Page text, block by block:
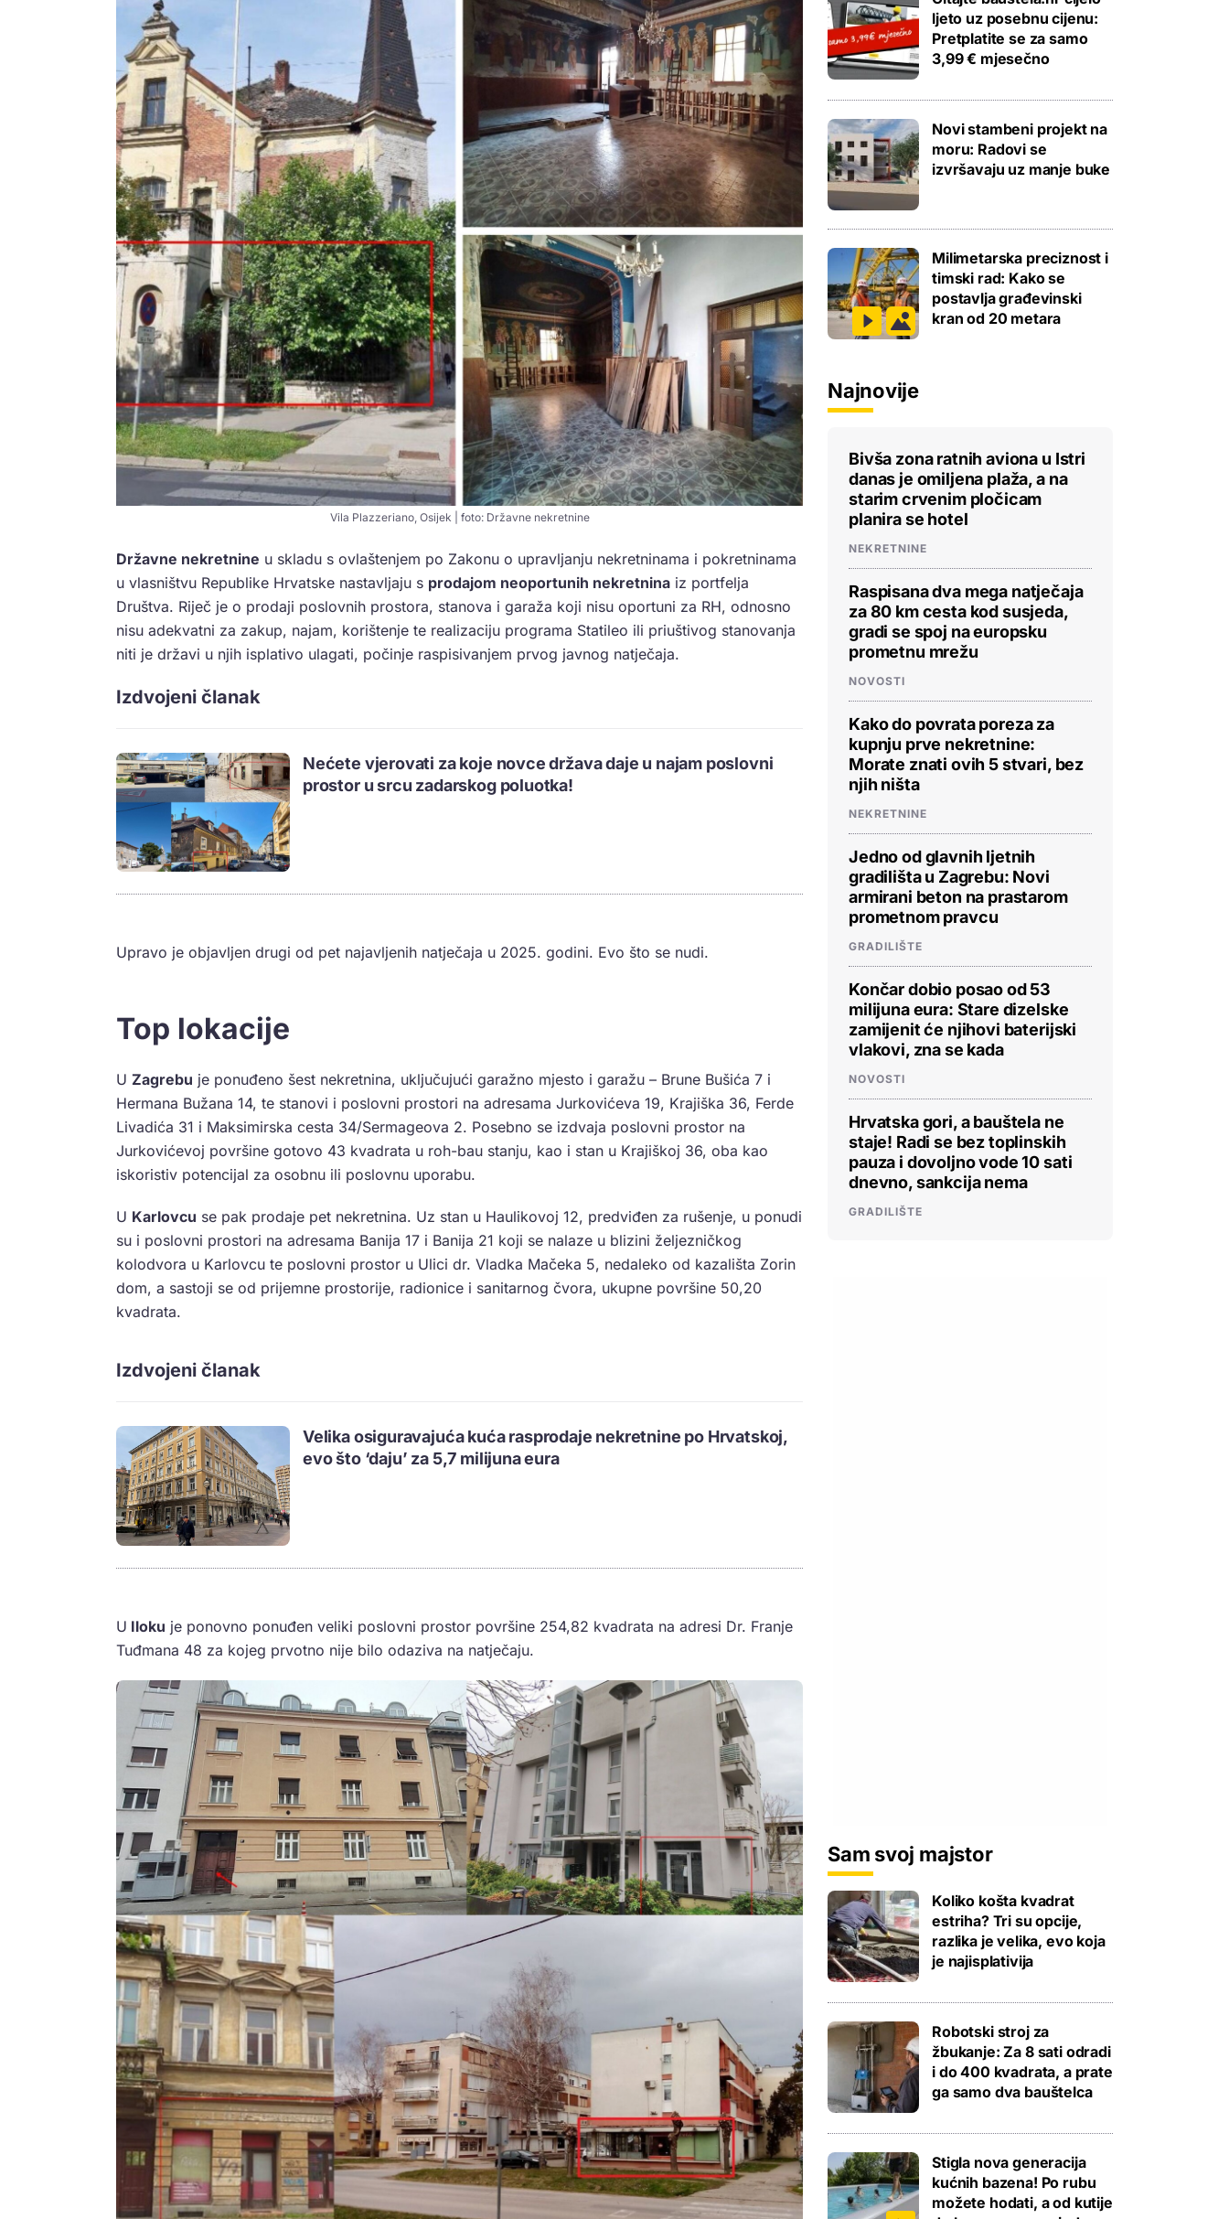
Vila Plazzeriano, Osijek | foto: Državne nekretnine
Državne nekretnine u skladu s ovlaštenjem po Zakonu o upravljanju nekretninama i pokretninama
u vlasništvu Republike Hrvatske nastavljaju s prodajom neoportunih nekretnina iz portfelja
Društva. Riječ je o prodaji poslovnih prostora, stanova i garaža koji nisu oportuni za RH, odnosno
nisu adekvatni za zakup, najam, korištenje te realizaciju programa Statileo ili priuštivog stanovanja
niti je državi u njih isplativo ulagati, počinje raspisivanjem prvog javnog natječaja.
Izdvojeni članak
Nećete vjerovati za koje novce država daje u najam poslovni
prostor u srcu zadarskog poluotka!
Upravo je objavljen drugi od pet najavljenih natječaja u 2025. godini. Evo što se nudi.
Top lokacije
U Zagrebu je ponuđeno šest nekretnina, uključujući garažno mjesto i garažu – Brune Bušića 7 i
Hermana Bužana 14, te stanovi i poslovni prostori na adresama Jurkovićeva 19, Krajiška 36, Ferde
Livadića 31 i Maksimirska cesta 34/Sermageova 2. Posebno se izdvaja poslovni prostor na
Jurkovićevoj površine gotovo 43 kvadrata u roh-bau stanju, kao i stan u Krajiškoj 36, oba kao
iskoristiv potencijal za osobnu ili poslovnu uporabu.
U Karlovcu se pak prodaje pet nekretnina. Uz stan u Haulikovoj 12, predviđen za rušenje, u ponudi
su i poslovni prostori na adresama Banija 17 i Banija 21 koji se nalaze u blizini željezničkog
kolodvora u Karlovcu te poslovni prostor u Ulici dr. Vladka Mačeka 5, nedaleko od kazališta Zorin
dom, a sastoji se od prijemne prostorije, radionice i sanitarnog čvora, ukupne površine 50,20
kvadrata.
Izdvojeni članak
Velika osiguravajuća kuća rasprodaje nekretnine po Hrvatskoj,
evo što ‘daju’ za 5,7 milijuna eura
U Iloku je ponovno ponuđen veliki poslovni prostor površine 254,82 kvadrata na adresi Dr. Franje
Tuđmana 48 za kojeg prvotno nije bilo odaziva na natječaju.
ljeto uz posebnu cijenu:
Pretplatite se za samo
3,99 € mjesečno
Novi stambeni projekt na
moru: Radovi se
izvršavaju uz manje buke
Milimetarska preciznost i
timski rad: Kako se
postavlja građevinski
kran od 20 metara
Najnovije
Bivša zona ratnih aviona u Istri
danas je omiljena plaža, a na
starim crvenim pločicam
planira se hotel
NEKRETNINE
Raspisana dva mega natječaja
za 80 km cesta kod susjeda,
gradi se spoj na europsku
prometnu mrežu
NOVOSTI
Kako do povrata poreza za
kupnju prve nekretnine:
Morate znati ovih 5 stvari, bez
njih ništa
NEKRETNINE
Jedno od glavnih ljetnih
gradilišta u Zagrebu: Novi
armirani beton na prastarom
prometnom pravcu
GRADILIŠTE
Končar dobio posao od 53
milijuna eura: Stare dizelske
zamijenit će njihovi baterijski
vlakovi, zna se kada
NOVOSTI
Hrvatska gori, a bauštela ne
staje! Radi se bez toplinskih
pauza i dovoljno vode 10 sati
dnevno, sankcija nema
GRADILIŠTE
Sam svoj majstor
Koliko košta kvadrat
estriha? Tri su opcije,
razlika je velika, evo koja
je najisplativija
Robotski stroj za
žbukanje: Za 8 sati odradi
i do 400 kvadrata, a prate
ga samo dva bauštelca
Stigla nova generacija
kućnih bazena! Po rubu
možete hodati, a od kutije